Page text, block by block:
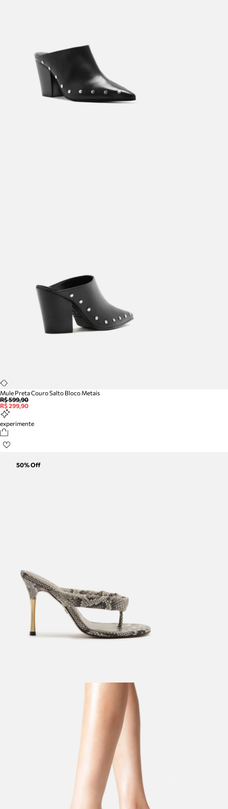
Mule Preta Couro Salto Bloco Metais
R$ 599,90
R$ 299,90
experimente
50% Off